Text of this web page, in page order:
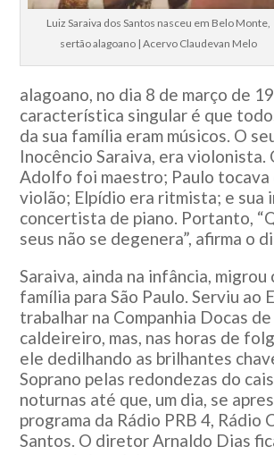
Luiz Saraiva dos Santos nasceu em Belo Monte,
sertão alagoano | Acervo Claudevan Melo
alagoano, no dia 8 de março de
característica singular é que
da sua família eram músicos. O
Inocêncio Saraiva, era violonista.
Adolfo foi maestro; Paulo tocava
violão; Elpídio era ritmista; e sua
concertista de piano. Portanto,
seus não se degenera”, afirma o
Saraiva, ainda na infância, migrou
família para São Paulo. Serviu ao
trabalhar na Companhia Docas
caldeireiro, mas, nas horas de
ele dedilhando as brilhantes
Soprano pelas redondezas do
noturnas até que, um dia, se
programa da Rádio PRB 4, Rádio
Santos. O diretor Arnaldo Dias